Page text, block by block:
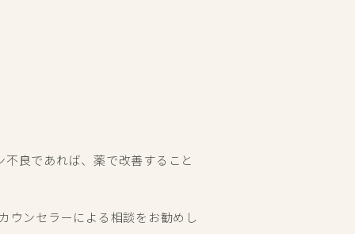
良であれば、薬で改善すること
ウンセラーによる相談をお勧めし